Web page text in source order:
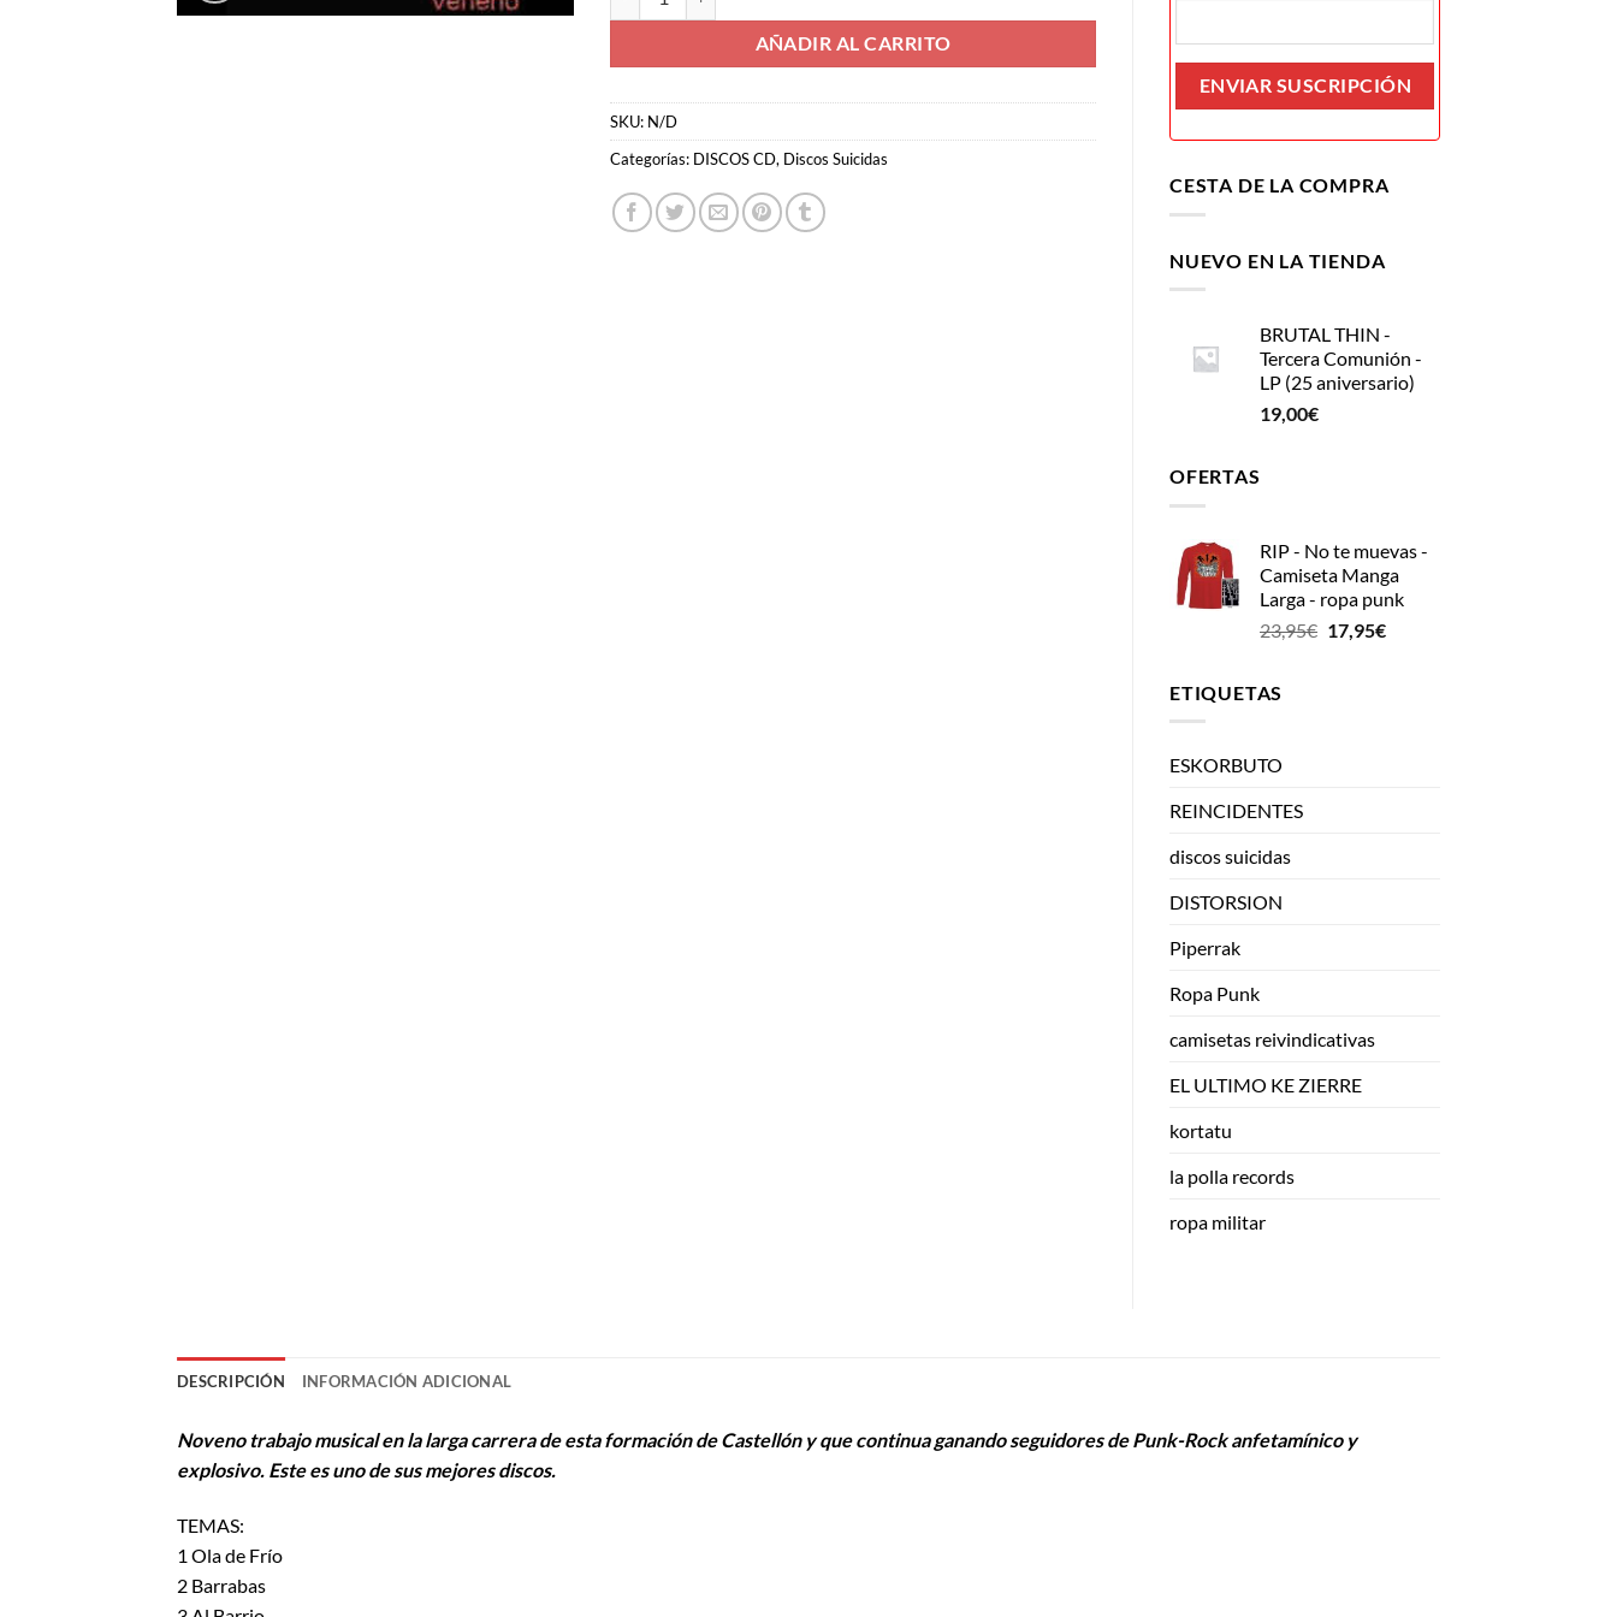
AÑADIR AL CARRITO
SKU: N/D
Categorías: DISCOS CD, Discos Suicidas
CESTA DE LA COMPRA
NUEVO EN LA TIENDA
BRUTAL THIN -
Tercera Comunión -
LP (25 aniversario)
19,00€
OFERTAS
RIP - No te muevas -
Camiseta Manga
Larga - ropa punk
23,95€ El
17,95€El
ETIQUETAS
ESKORBUTO
REINCIDENTES
discos suicidas
DISTORSION
Piperrak
Ropa Punk
camisetas reivindicativas
EL ULTIMO KE ZIERRE
kortatu
la polla records
ropa militar
DESCRIPCIÓN INFORMACIÓN ADICIONAL
Noveno trabajo musical en la larga carrera de esta formación de Castellón y que continua ganando seguidores de Punk-Rock anfetamínico y
explosivo. Este es uno de sus mejores discos.
TEMAS:
1 Ola de Frío
2 Barrabas